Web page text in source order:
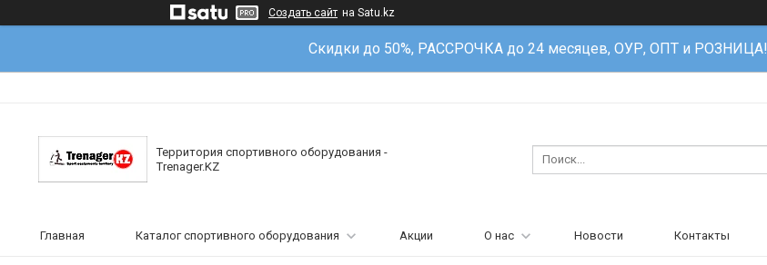
Создать сайт на Satu.kz
Скидки до 50%, РАССРОЧКА до 24 месяцев, ОУР, ОПТ и РОЗНИЦА!
Территория спортивного оборудования -
Trenager.KZ
Главная Каталог спортивного оборудования Акции О нас Новости Контакты